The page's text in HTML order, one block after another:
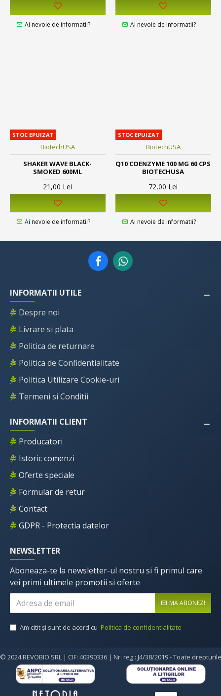
Ai nevoie de informatii? Ai nevoie de informatii?
STOC EPUIZAT
BiotechUSA
SHAKER WAVE BLACK-
SMOKED 600ML
21,00 Lei
Ai nevoie de informatii?
STOC EPUIZAT
BiotechUSA
Q10 COENZYME 100 MG 60 CPS
BIOTECHUSA
72,00 Lei
Ai nevoie de informatii?
INFORMATII UTILE
Despre noi
Livrare si plata
Politica de returnare
Politica de Confidentialitate
Politica Utilizare Cookie-uri
Termeni si Conditii
INFORMATII CLIENT
Producatori
Istoric comenzi
Oferte speciale
Formular de retur
Contact
GDPR - Protectia datelor
NEWSLETTER
Aboneaza-te la newsletter-ul nostru si fi primul care
vei primi ultimele promotii si oferte
MA ABONEZ!
Am citit şi sunt de acord cu Politica de confidentialitate
© 2024 REVOBIO SRL | CIF: 40390336 | Nr. reg.: J4/38/2019 - Toate